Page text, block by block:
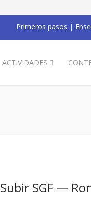
Primeros pasos |
ACTIVIDADES
SGF —